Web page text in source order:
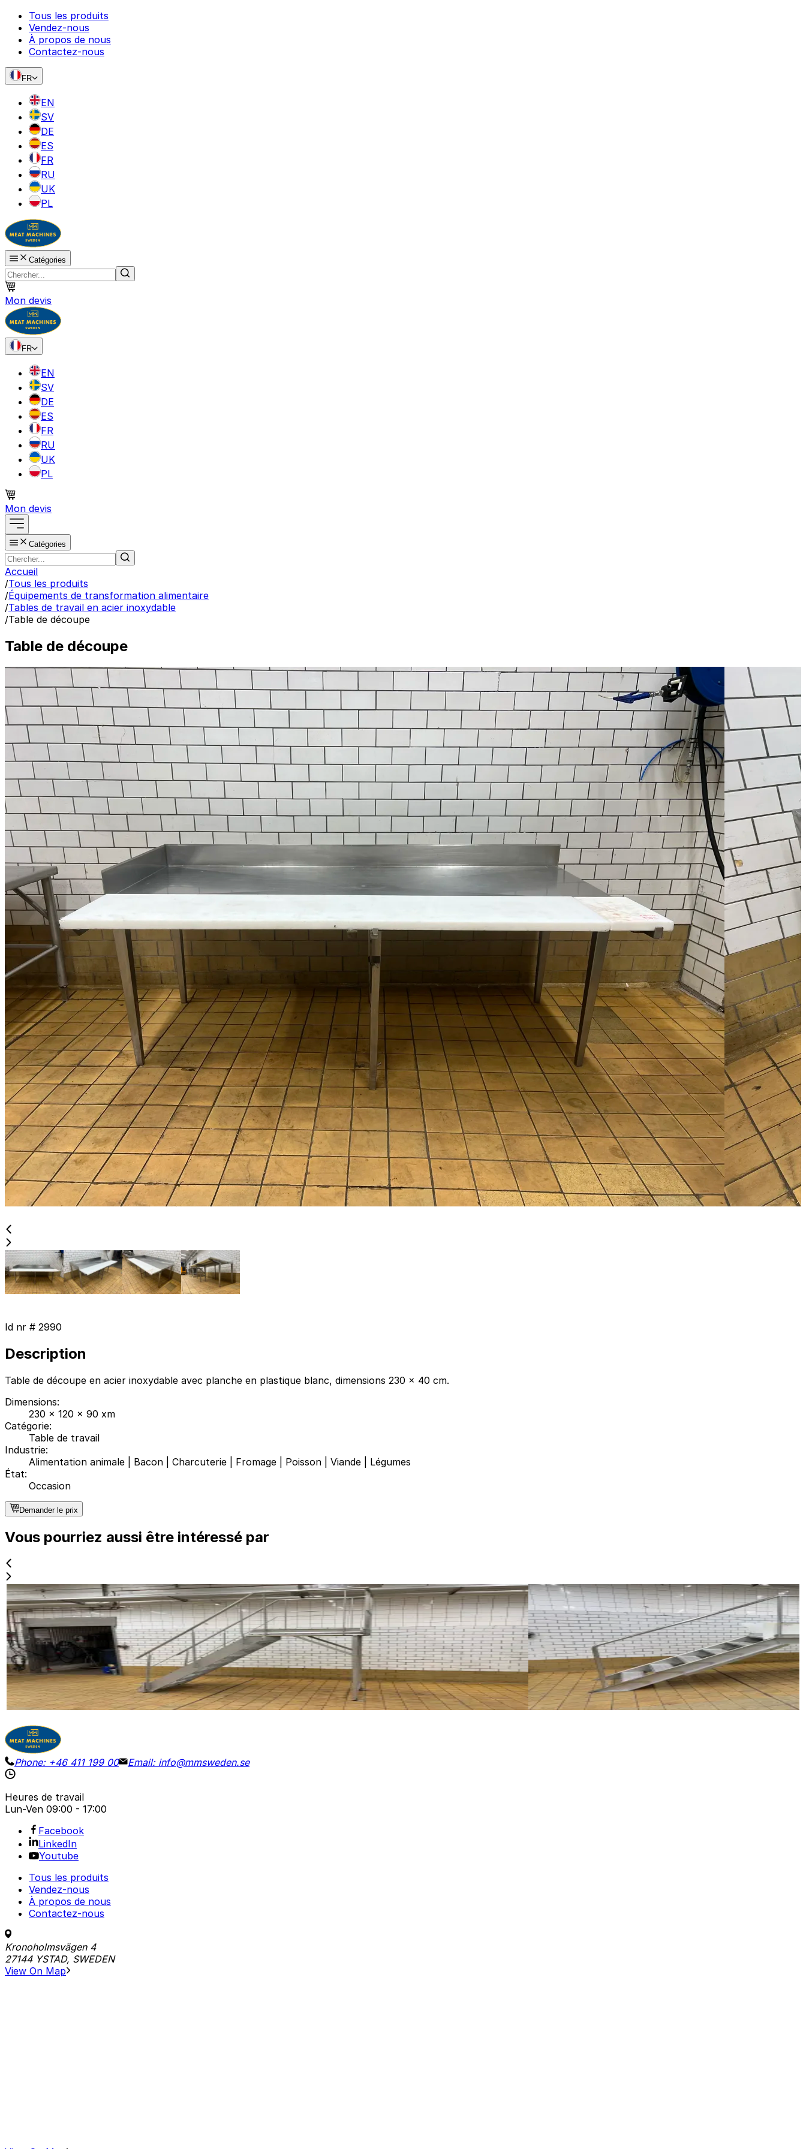
Tous les produits
Vendez-nous
À propos de nous
Contactez-nous
FR
EN
SV
DE
ES
FR
RU
UK
PL
Catégories
Mon devis
FR
EN
SV
DE
ES
FR
RU
UK
PL
Mon devis
Catégories
Accueil
/Tous les produits
/Équipements de transformation alimentaire
/Tables de travail en acier inoxydable
/Table de découpe
Table de découpe
Id nr # 2990
Description
Table de découpe en acier inoxydable avec planche en plastique blanc, dimensions 230 x 40 cm.
Dimensions:
230 x 120 x 90 xm
Catégorie:
Table de travail
Industrie:
Alimentation animale
Bacon Charcuterie Fromage Poisson Viande
Légumes
État:
Occasion
Demander le prix
Vous pourriez aussi être intéressé par
Occasion
STAIR / PLATFORM
ID NR3272
220 x 75 x 290 cm
Plateforme en acier inoxydable pour les inspections ou à utiliser comme passerelle. Hauteur de marche : 130 cm.
Voir les détails Demander le prix
Occasion
PLATFORM
ID NR3271
230 x 90 x 240 cm
Plateforme en acier inoxydable pour inspections ou
Voir les détails
Demander le prix
Phone: +46 411 199 00 Email: info@mmsweden.se
Heures de travail
Lun-Ven 09:00 - 17:00
Facebook
LinkedIn
Youtube
Tous les produits
Vendez-nous
À propos de nous
Contactez-nous
Kronoholmsvägen 4
27144 YSTAD, SWEDEN
View On Map